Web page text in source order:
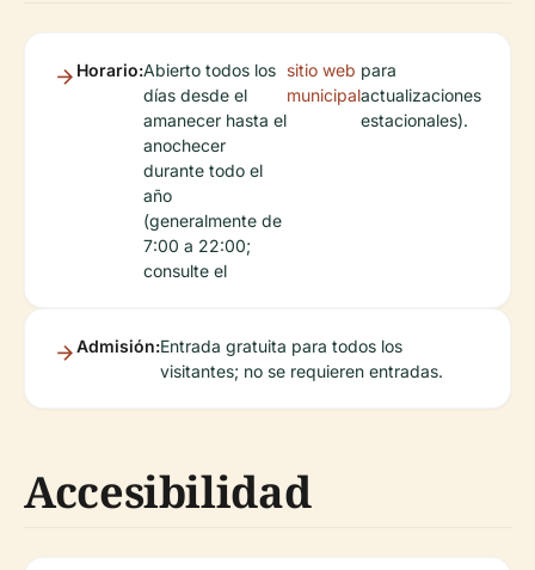
Horario:Abierto todos los
días desde el
amanecer hasta el
anochecer
durante todo el
año
(generalmente de
7:00 a 22:00;
consulte el
sitio web
municipal
para
actualizaciones
estacionales).
Admisión:Entrada gratuita para todos los
visitantes; no se requieren entradas.
Accesibilidad